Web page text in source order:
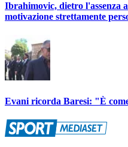
Ibrahimovic, dietro l'assenza
motivazione strettamente
Evani ricorda Baresi: "È